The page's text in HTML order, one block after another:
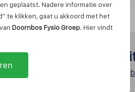
geplaatst. Nadere informatie over
te klikken, gaat u akkoord met het
Doornbos Fysio Groep. Hier vindt
Onze
45 jaar een